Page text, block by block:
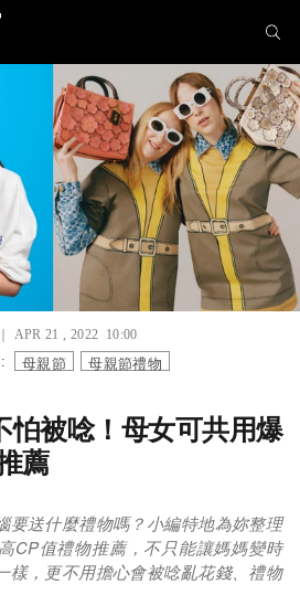
｜ APR 21 , 2022 10:00
母親節 母親節禮物
怕被唸！母女可共用爆
薦
要送什麼禮物嗎？小編特地為妳整理
CP值禮物推薦，不只能讓媽媽變時
樣，更不用擔心會被唸亂花錢、禮物